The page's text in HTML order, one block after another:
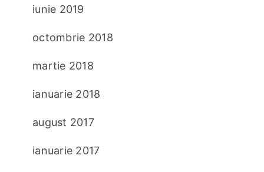
iunie 2019
octombrie 2018
martie 2018
ianuarie 2018
august 2017
ianuarie 2017